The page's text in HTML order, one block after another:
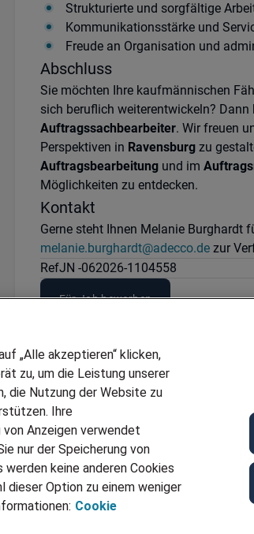
Strukturierte und sorgfältige
Kommunikationsstärke und
Freude an Organisation und
Abschluss
Sie möchten Ihre kaufmännischen
sich beruflich weiterentwickeln?
Auftragssachbearbeiter. Wir freuen
Perspektiven in Ravensburg zu
Auftragsbearbeitung und im
Möglichkeiten zu entdecken.
Kontakt
Gerne steht Ihnen Melanie Burghardt
melanie.burghardt@adecco.dezur
RefJN -062026-1104558
Für Job bewerben
„Alle akzeptieren“ klicken,
zu, um die Leistung unserer
die Nutzung der Website zu
Ihre
Anzeigen verwendet
nur der Speicherung von
keine anderen Cookies
dieser Option zu einem weniger
Cookie